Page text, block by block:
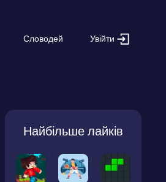
Словодей Увійти
Найбільше лайків